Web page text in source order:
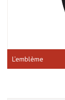
L’emblème